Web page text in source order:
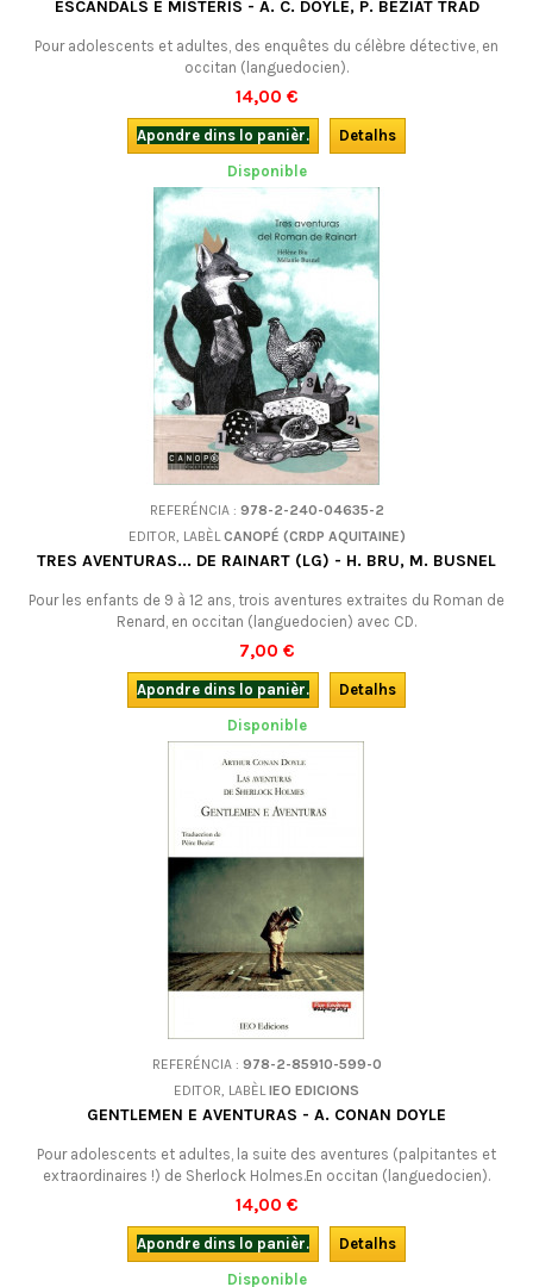
ESCANDALS E MISTÈRIS - A. C. DOYLE, P. BEZIAT TRAD
Pour adolescents et adultes, des enquêtes du célèbre détective, en
occitan (languedocien).
14,00 €
Apondre dins lo panièr.
Detalhs
Disponible
REFERÉNCIA : 978-2-240-04635-2
EDITOR, LABÈLCANOPÉ (CRDP AQUITAINE)
TRES AVENTURAS... DE RAINART (LG) - H. BRU, M. BUSNEL
Pour les enfants de 9 à 12 ans, trois aventures extraites du Roman de
Renard, en occitan (languedocien) avec CD.
7,00 €
Apondre dins lo panièr.
Detalhs
Disponible
REFERÉNCIA : 978-2-85910-599-0
EDITOR, LABÈLIEO EDICIONS
GENTLEMEN E AVENTURAS - A. CONAN DOYLE
Pour adolescents et adultes, la suite des aventures (palpitantes et
extraordinaires !) de Sherlock Holmes.En occitan (languedocien).
14,00 €
Apondre dins lo panièr.
Detalhs
Disponible